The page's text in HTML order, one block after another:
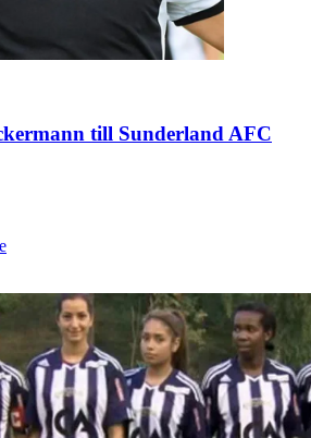
till Sunderland AFC